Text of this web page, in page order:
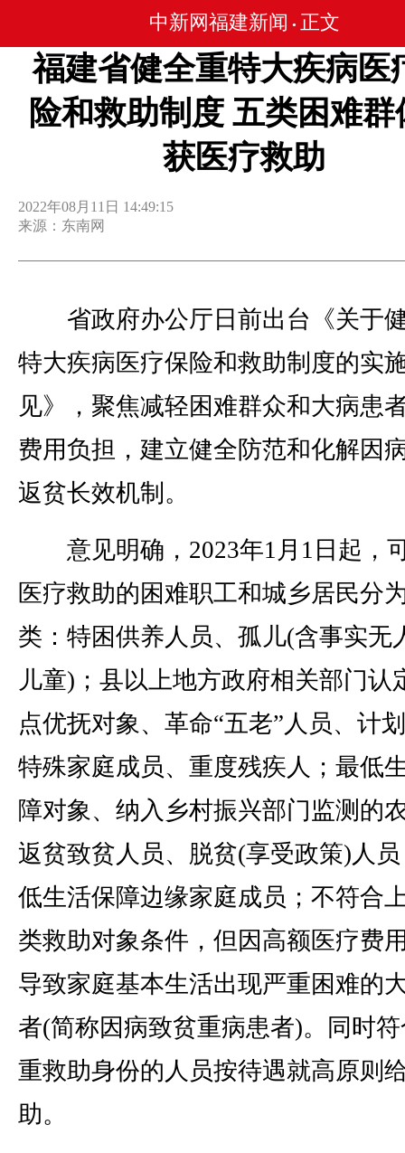
中新网福建新闻 • 正文
福建省健全重特大疾病医
险和救助制度 五类困难群
获医疗救助
2022年08月11日 14:49:15
来源：东南网
省政府办公厅日前出台《关于
特大疾病医疗保险和救助制度的实
见》，聚焦减轻困难群众和大病患
费用负担，建立健全防范和化解因
返贫长效机制。
意见明确，2023年1月1日起，
医疗救助的困难职工和城乡居民分
类：特困供养人员、孤儿(含事实无
儿童)；县以上地方政府相关部门认
点优抚对象、革命“五老”人员、计
特殊家庭成员、重度残疾人；最低
障对象、纳入乡村振兴部门监测的
返贫致贫人员、脱贫(享受政策)人
低生活保障边缘家庭成员；不符合
类救助对象条件，但因高额医疗费
导致家庭基本生活出现严重困难的
者(简称因病致贫重病患者)。同时
重救助身份的人员按待遇就高原则
助。